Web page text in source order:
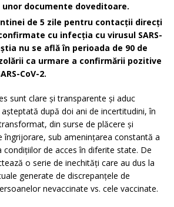
documente doveditoare.
de 5 zile pentru contacții direcți
cu infecția cu virusul SARS-
nu se află în perioada de 90 de
ca urmare a confirmării pozitive
CoV-2.
sunt clare și transparente și aduc
după doi ani de incertitudini, în
din surse de plăcere și
îngrijorare, sub amenințarea constantă a
de acces în diferite state. De
o serie de inechități care au dus la
generate de discrepanțele de
nevaccinate vs. cele vaccinate.